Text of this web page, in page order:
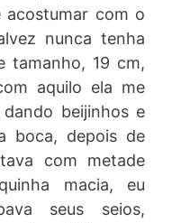
com o
nunca tenha
tamanho, 19 cm,
aquilo ela me
beijinhos e
boca, depois de
com metade
macia, eu
seus seios,